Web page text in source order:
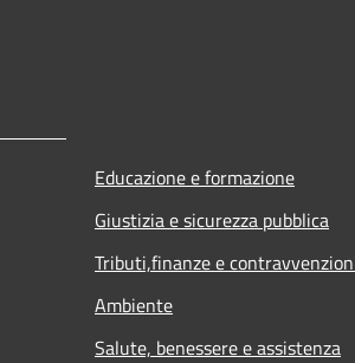
Educazione e formazione
Giustizia e sicurezza pubblica
Tributi,finanze e
Ambiente
Salute, benessere e assistenza